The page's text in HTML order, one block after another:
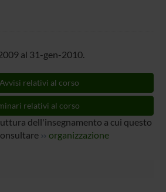
al 31-gen-2010.
Avvisi relativi al corso
relativi al corso
dell'insegnamento a cui questo
organizzazione